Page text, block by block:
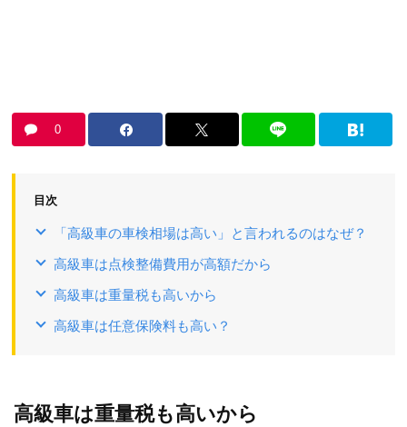
0
目次
「高級車の車検相場は高い」と言われるのはなぜ？
高級車は点検整備費用が高額だから
高級車は重量税も高いから
高級車は任意保険料も高い？
高級車は重量税も高いから